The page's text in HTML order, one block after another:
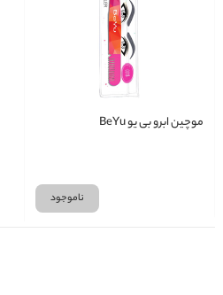
موچین ابرو بی یو BeYu
ناموجود